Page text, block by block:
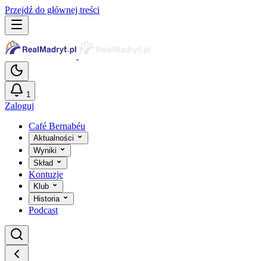
Przejdź do głównej treści
1
Zaloguj
Café Bernabéu
Aktualności
Wyniki
Skład
Kontuzje
Klub
Historia
Podcast